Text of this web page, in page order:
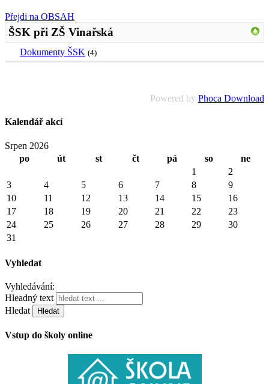
Přejdi na OBSAH
ŠSK při ZŠ Vinařská
Dokumenty ŠSK (4)
Powered by Phoca Download
Kalendář akcí
Srpen 2026
po
út st čt pá so
ne
1
2
3
4 5 6 7 8
9
10
11 12 13 14 15
16
17
18 19 20 21 22
23
24
25 26 27 28 29
30
31
Vyhledat
Vyhledávání:
Hleadný text
Hledat
Vstup do školy online